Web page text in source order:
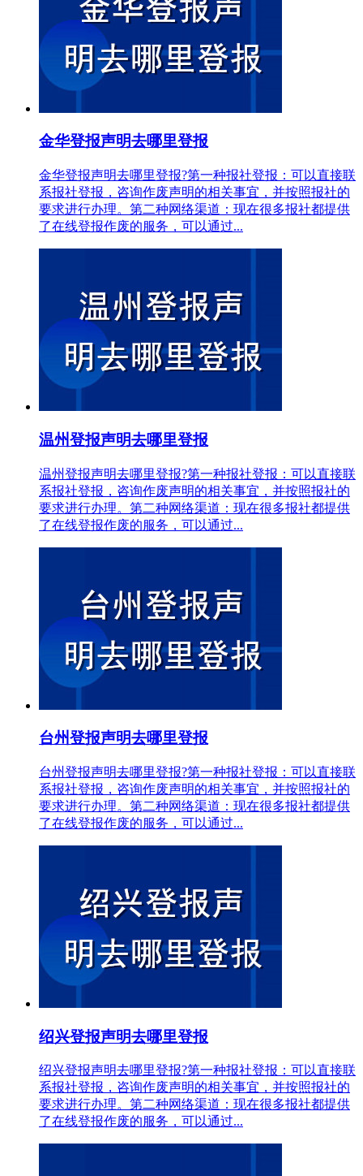
金华登报声明去哪里登报
金华登报声明去哪里登报?第一种报社登报：可以直接联
系报社登报，咨询作废声明的相关事宜，并按照报社的
要求进行办理。第二种网络渠道：现在很多报社都提供
了在线登报作废的服务，可以通过...
温州登报声明去哪里登报
温州登报声明去哪里登报?第一种报社登报：可以直接联
系报社登报，咨询作废声明的相关事宜，并按照报社的
要求进行办理。第二种网络渠道：现在很多报社都提供
了在线登报作废的服务，可以通过...
台州登报声明去哪里登报
台州登报声明去哪里登报?第一种报社登报：可以直接联
系报社登报，咨询作废声明的相关事宜，并按照报社的
要求进行办理。第二种网络渠道：现在很多报社都提供
了在线登报作废的服务，可以通过...
绍兴登报声明去哪里登报
绍兴登报声明去哪里登报?第一种报社登报：可以直接联
系报社登报，咨询作废声明的相关事宜，并按照报社的
要求进行办理。第二种网络渠道：现在很多报社都提供
了在线登报作废的服务，可以通过...